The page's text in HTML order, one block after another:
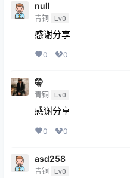
null
青铜 Lv0
感谢分享
0 0
🤫
青铜 Lv0
感谢分享
0 0
asd258
青铜 Lv0